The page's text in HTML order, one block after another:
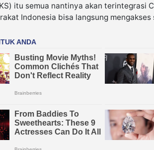
itu semua nantinya akan terintegrasi
Indonesia bisa langsung